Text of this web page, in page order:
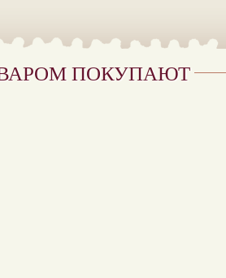
ПОКУПАЮТ